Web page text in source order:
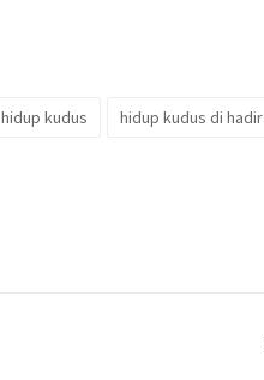
hidup kudus hidup kudus di